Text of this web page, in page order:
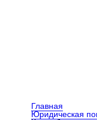
Главная
Юридическая